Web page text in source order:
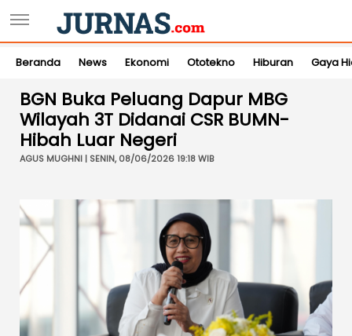
Beranda News Ekonomi Ototekno Hiburan Gaya
BGN Buka Peluang Dapur MBG
Wilayah 3T Didanai CSR BUMN-
Hibah Luar Negeri
AGUS MUGHNI | SENIN, 08/06/2026 19:18 WIB